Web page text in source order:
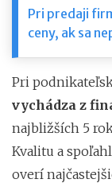
Pri predaji
ceny, ak sa
Pri
vychádza z
najbližších 5
Kvalitu a
overí